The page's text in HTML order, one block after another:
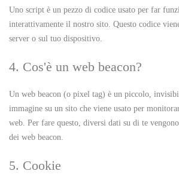
Uno script è un pezzo di codice usato per far
interattivamente il nostro sito. Questo codice
server o sul tuo dispositivo.
4. Cos'è un web beacon?
Un web beacon (o pixel tag) è un piccolo,
immagine su un sito che viene usato per
web. Per fare questo, diversi dati su di te
dei web beacon.
5. Cookie